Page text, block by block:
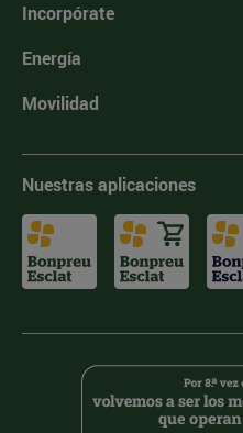
Incorpórate
Energía
Movilidad
Nuestras aplicaciones